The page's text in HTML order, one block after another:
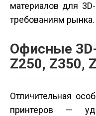
материалов для
требованиям рынка.
Офисные
Z250, Z350,
Отличительная
принтеров —